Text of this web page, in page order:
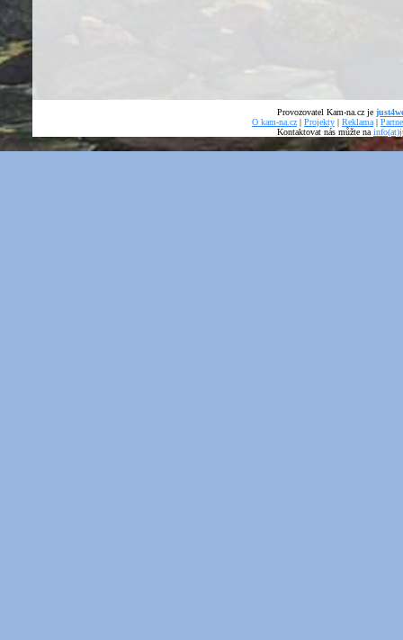
Provozovatel Kam-na.cz je
O kam-na.cz | Projekty | Reklama |
Kontaktovat nás můžte na